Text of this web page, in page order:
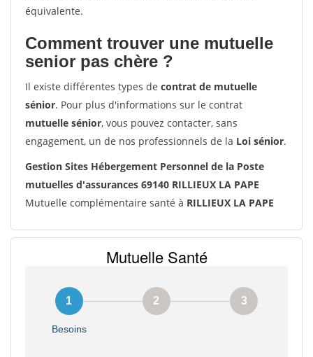
équivalente.
Comment trouver une mutuelle
senior pas chère ?
Il existe différentes types de contrat de mutuelle
sénior. Pour plus d'informations sur le contrat
mutuelle sénior, vous pouvez contacter, sans
engagement, un de nos professionnels de la Loi sénior.
Gestion Sites Hébergement Personnel de la Poste
mutuelles d'assurances 69140 RILLIEUX LA PAPE
Mutuelle complémentaire santé à RILLIEUX LA PAPE